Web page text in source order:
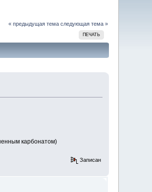
« предыдущая тема следующая тема »
ПЕЧАТЬ
карбонатом)
Записан